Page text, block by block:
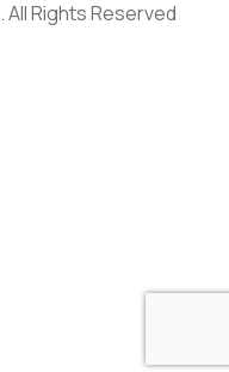
. All Rights Reserved